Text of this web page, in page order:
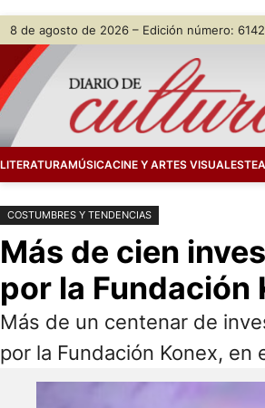
Saltar
contenido
Skip
content
8 de agosto de 2026 – Edición número: 6142
LITERATURAMÚSICACINE Y ARTES VISUALES
COSTUMBRES Y TENDENCIAS
Más de cien
por la Fundación
Más de un centenar de
por la Fundación Konex,